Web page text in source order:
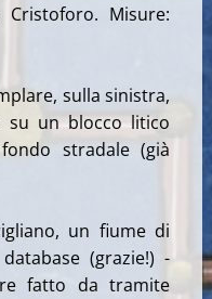
Misure:
sulla sinistra,
su un blocco litico
stradale (già
un fiume di
(grazie!) -
fatto da tramite